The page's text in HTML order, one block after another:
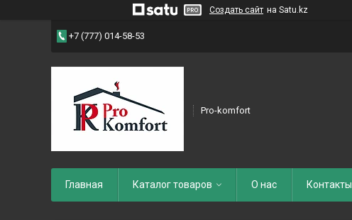
Создать сайт на Satu.kz
+7 (777) 014-58-53
Pro-komfort
Главная Каталог товаров О нас Контакты